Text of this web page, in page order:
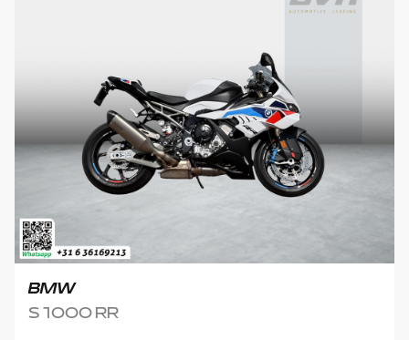
BMW
S 1000 RR